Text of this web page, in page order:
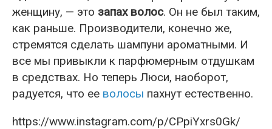
женщину, — это запах волос. Он не был таким,
как раньше. Производители, конечно же,
стремятся сделать шампуни ароматными. И
все мы привыкли к парфюмерным отдушкам
в средствах. Но теперь Люси, наоборот,
радуется, что ее волосы пахнут естественно.
https://www.instagram.com/p/CPpiYxrs0Gk/